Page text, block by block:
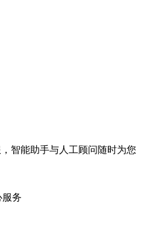
智能助手与人工顾问随时为您
服务